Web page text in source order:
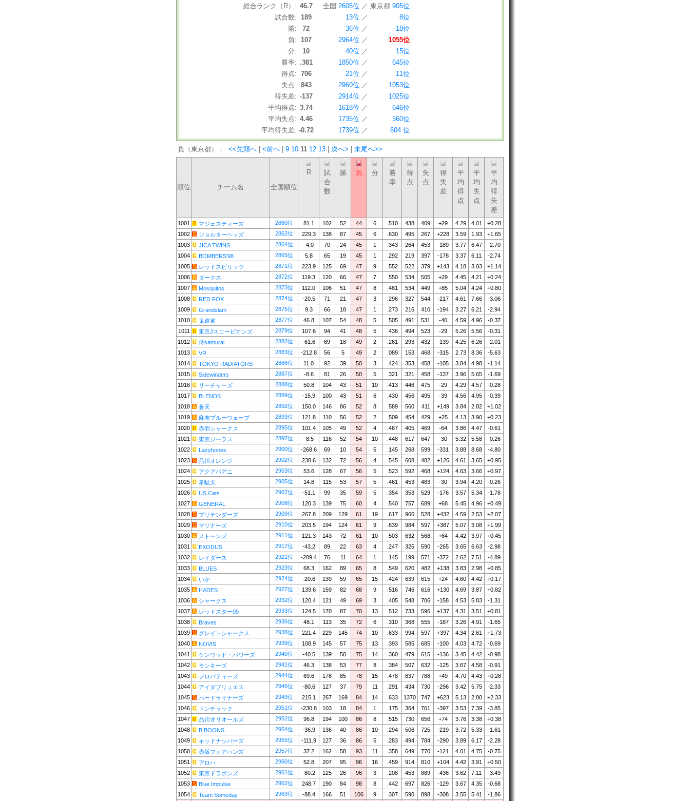
総合ランク（R）: 46.7 全国 2605位 ／ 東京都 905位
試合数: 189 13位 ／
8位
勝:
72 36位 ／
18位
負: 107 2964位 ／
1055位
分:
10 40位 ／
15位
勝率: .381 1850位 ／
645位
得点: 706 21位 ／
11位
失点: 843 2960位 ／
1053位
得失差: -137 2914位 ／
1025位
平均得点: 3.74 1618位 ／
646位
平均失点: 4.46 1735位 ／
560位
平均得失差: -0.72 1739位 ／ 604 位
負（東京都）： <<先頭へ <前へ 9 10 11 12 13 次へ> 末尾へ>>
順位 チーム名 全国順位
R
試
合
数
勝 負 分
勝
率
得
点
失
点
得
失
差
平
均
得
点
平
均
失
点
平
均
得
失
差
1001 マジェスティーズ 2860位 81.1 102 52 44 6 .510 438 409 +29 4.29 4.01
+0.28
1002
ジョルターヘッズ 2862位 229.3 138 87 45 6 .630 495 267 +228 3.59 1.93
+1.65
1003
JICA TWINS 2864位 -4.0 70 24 45 1 .343 264 453 -189 3.77 6.47
-2.70
1004
BOMBERS'98 2865位 5.8 65 19 45 1 .292 219 397 -178 3.37 6.11
-2.74
1005
レッドスピリッツ 2871位 223.9 125 69 47 9 .552 522 379 +143 4.18 3.03
+1.14
1006
ダークス 2872位 119.3 120 66 47 7 .550 534 505 +29 4.45 4.21
+0.24
1007
Mosquitos 2873位 112.0 106 51 47 8 .481 534 449 +85 5.04 4.24
+0.80
1008
RED FOX 2874位 -20.5 71 21 47 3 .296 327 544 -217 4.61 7.66
-3.06
1009
Grandslam 2875位 9.3 66 18 47 1 .273 216 410 -194 3.27 6.21
-2.94
1010
鬼道衆 2877位 46.8 107 54 48 5 .505 491 531 -40 4.59 4.96
-0.37
1011
東京Jスコーピオンズ 2879位 107.6 94 41 48 5 .436 494 523 -29 5.26 5.56
-0.31
1012
侍samurai 2882位 -61.6 69 18 49 2 .261 293 432 -139 4.25 6.26
-2.01
1013
VR 2883位 -212.8 56 5 49 2 .089 153 468 -315 2.73 8.36
-5.63
1014
TOKYO RADIATORS 2886位 11.0 92 39 50 3 .424 353 458 -105 3.84 4.98
-1.14
1015
Sidewinders 2887位 -8.6 81 26 50 5 .321 321 458 -137 3.96 5.65
-1.69
1016
リーチャーズ 2888位 50.8 104 43 51 10 .413 446 475 -29 4.29 4.57
-0.28
1017
BLENDS 2889位 -15.9 100 43 51 6 .430 456 495 -39 4.56 4.95
-0.39
1018
蒼天 2892位 150.0 146 86 52 8 .589 560 411 +149 3.84 2.82
+1.02
1019
麻布ブルーウェーブ 2893位 121.8 110 56 52 2 .509 454 429 +25 4.13 3.90
+0.23
1020
赤羽シャークス 2895位 101.4 105 49 52 4 .467 405 469 -64 3.86 4.47
-0.61
1021
東京ジーラス 2897位 -8.5 116 52 54 10 .448 617 647 -30 5.32 5.58
-0.26
1022
Lazybones 2900位 -268.6 69 10 54 5 .145 268 599 -331 3.88 8.68
-4.80
1023
品川オレンジ 2902位 238.6 132 72 56 4 .545 608 482 +126 4.61 3.65
+0.95
1024
アクアパアニ 2903位 53.6 128 67 56 5 .523 592 468 +124 4.63 3.66
+0.97
1025
韋駄天 2905位 14.8 115 53 57 5 .461 453 483 -30 3.94 4.20
-0.26
1026
US Cats 2907位 -51.1 99 35 59 5 .354 353 529 -176 3.57 5.34
-1.78
1027
GENERAL 2908位 120.3 139 75 60 4 .540 757 689 +68 5.45 4.96
+0.49
1028
プリテンダーズ 2909位 267.8 209 129 61 19 .617 960 528 +432 4.59 2.53
+2.07
1029
マリナーズ 2910位 203.5 194 124 61 9 .639 984 597 +387 5.07 3.08
+1.99
1030
ストーンズ 2911位 121.3 143 72 61 10 .503 632 568 +64 4.42 3.97
+0.45
1031
EXODUS 2917位 -43.2 89 22 63 4 .247 325 590 -265 3.65 6.63
-2.98
1032
レイダース 2921位 -209.4 76 11 64 1 .145 199 571 -372 2.62 7.51
-4.89
1033
BLUES 2923位 68.3 162 89 65 8 .549 620 482 +138 3.83 2.98
+0.85
1034
いか 2924位 -20.6 139 59 65 15 .424 639 615 +24 4.60 4.42
+0.17
1035
HADES 2927位 139.6 159 82 68 9 .516 746 616 +130 4.69 3.87
+0.82
1036
シャークス 2932位 120.4 121 49 69 3 .405 548 706 -158 4.53 5.83
-1.31
1037
レッドスター09 2933位 124.5 170 87 70 13 .512 733 596 +137 4.31 3.51
+0.81
1038
Braves 2936位 48.1 113 35 72 6 .310 368 555 -187 3.26 4.91
-1.65
1039
グレイトシャークス 2938位 221.4 229 145 74 10 .633 994 597 +397 4.34 2.61
+1.73
1040
NOVIS 2939位 108.9 145 57 75 13 .393 585 685 -100 4.03 4.72
-0.69
1041
ケンウッド・パワーズ 2940位 -40.5 139 50 75 14 .360 479 615 -136 3.45 4.42
-0.98
1042
モンキーズ 2941位 46.3 138 53 77 8 .384 507 632 -125 3.67 4.58
-0.91
1043
プロパティーズ 2944位 69.6 178 85 78 15 .478 837 788 +49 4.70 4.43
+0.28
1044
アイダブリュエス 2946位 -80.6 127 37 79 11 .291 434 730 -296 3.42 5.75
-2.33
1045
ハードライナーズ 2949位 215.1 267 169 84 14 .633 1370 747 +623 5.13 2.80
+2.33
1046
ドンチャック 2951位 -230.8 103 18 84 1 .175 364 761 -397 3.53 7.39
-3.85
1047
品川オリオールズ 2952位 96.8 194 100 86 8 .515 730 656 +74 3.76 3.38
+0.38
1048
B.BOONS 2954位 -36.9 136 40 86 10 .294 506 725 -219 3.72 5.33
-1.61
1049
キッドナッパーズ 2955位 -111.9 127 36 86 5 .283 494 784 -290 3.89 6.17
-2.28
1050
赤坂フォアハンズ 2957位 37.2 162 58 93 11 .358 649 770 -121 4.01 4.75
-0.75
1051
アロハ 2960位 52.8 207 95 96 16 .459 914 810 +104 4.42 3.91
+0.50
1052
東京ドラポンズ 2961位 -80.2 125 26 96 3 .208 453 889 -436 3.62 7.11
-3.49
1053
Blue Impulse 2962位 248.7 190 84 98 8 .442 697 826 -129 3.67 4.35
-0.68
1054
Team Someday 2963位 -88.4 166 51 106 9 .307 590 898 -308 3.55 5.41
-1.86